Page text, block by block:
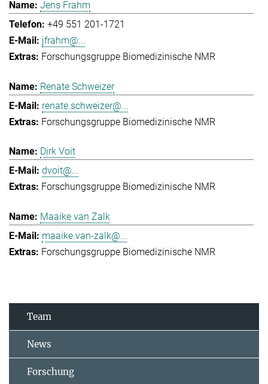
Jens Frahm
+49 551 201-1721
jfrahm@...
Forschungsgruppe Biomedizinische NMR
Renate Schweizer
renate.schweizer@...
Forschungsgruppe Biomedizinische NMR
Dirk Voit
dvoit@...
Forschungsgruppe Biomedizinische NMR
Maaike van Zalk
maaike.van-zalk@...
Forschungsgruppe Biomedizinische NMR
Team
News
Forschung